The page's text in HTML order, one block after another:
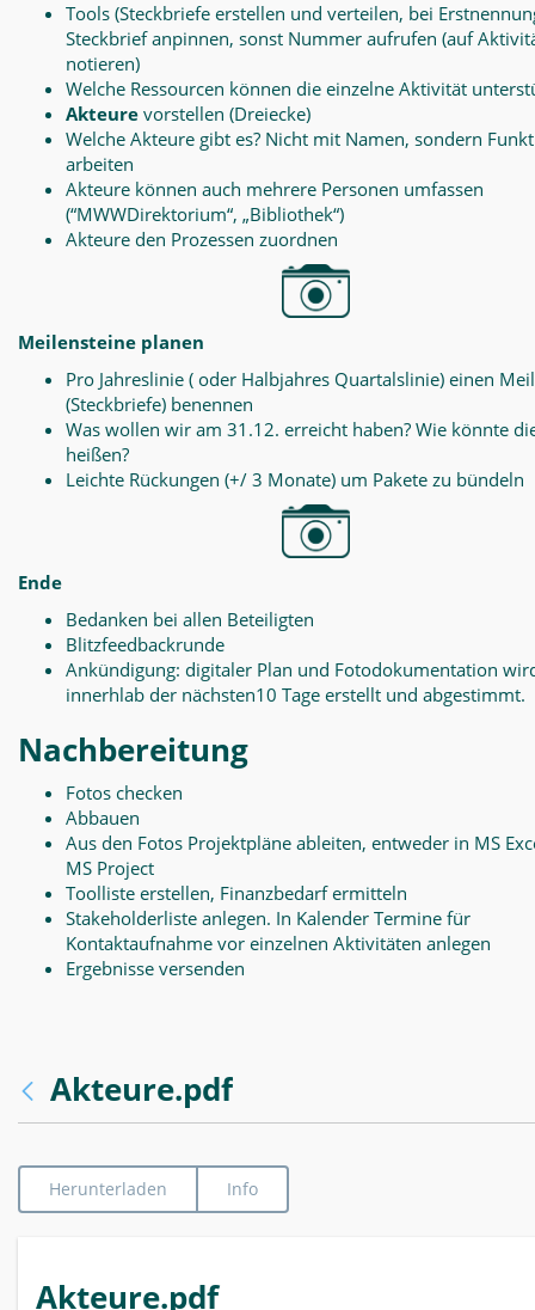
Tools (Steckbriefe erstellen und verteilen, bei
Steckbrief anpinnen, sonst Nummer aufrufen (auf
notieren)
Welche Ressourcen können die einzelne Aktivität
Akteure vorstellen (Dreiecke)
Welche Akteure gibt es? Nicht mit Namen, sondern
arbeiten
Akteure können auch mehrere Personen umfassen
(“MWWDirektorium“, „Bibliothek“)
Akteure den Prozessen zuordnen
Meilensteine planen
Pro Jahreslinie ( oder Halbjahres Quartalslinie) einen
(Steckbriefe) benennen
Was wollen wir am 31.12. erreicht haben? Wie könnte
heißen?
Leichte Rückungen (+/ 3 Monate) um Pakete zu bündeln
Ende
Bedanken bei allen Beteiligten
Blitzfeedbackrunde
Ankündigung: digitaler Plan und Fotodokumentation
innerhlab der nächsten10 Tage erstellt und abgestimmt.
Nachbereitung
Fotos checken
Abbauen
Aus den Fotos Projektpläne ableiten, entweder in MS
MS Project
Toolliste erstellen, Finanzbedarf ermitteln
Stakeholderliste anlegen. In Kalender Termine für
Kontaktaufnahme vor einzelnen Aktivitäten anlegen
Ergebnisse versenden
Akteure.pdf
Herunterladen Info
Akteure.pdf